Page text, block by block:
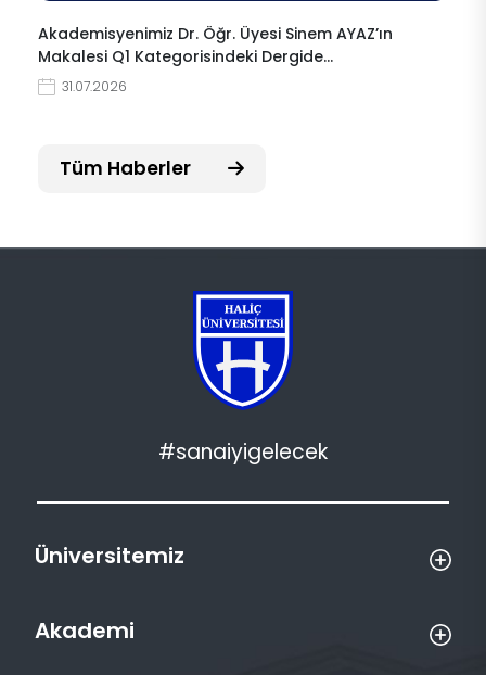
Akademisyenimiz Dr. Öğr. Üyesi Sinem AYAZ’ın
Makalesi Q1 Kategorisindeki Dergide…
31.07.2026
Tüm Haberler
#sanaiyigelecek
Üniversitemiz
Akademi